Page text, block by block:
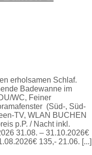
erholsamen Schlaf.
Badewanne im
WC, Feiner
(Süd-, Süd-
TV, WLAN BUCHEN
p.P. / Nacht inkl.
31.08. – 31.10.2026€
135,- 21.06. [...]